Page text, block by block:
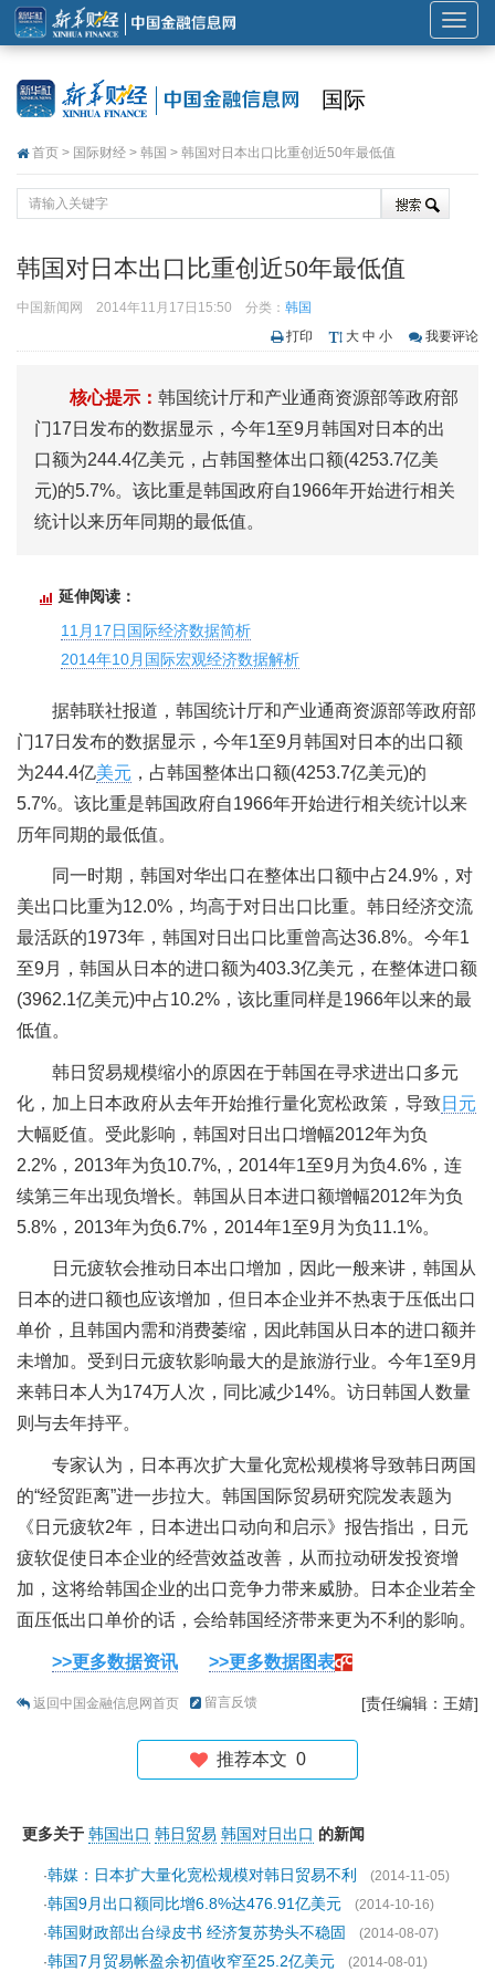
展
开
国际
首页 > 国际财经 > 韩国 > 韩国对日本出口比重创近50年最低值
韩国对日本出口比重创近50年最低值
中国新闻网 2014年11月17日15:50 分类： 韩国
打印
大 中 小 我要评论
核心提示： 韩国统计厅和产业通商资源部等政府部
门17日发布的数据显示，今年1至9月韩国对日本的出
口额为244.4亿美元，占韩国整体出口额(4253.7亿美
元)的5.7%。该比重是韩国政府自1966年开始进行相关
统计以来历年同期的最低值。
延伸阅读：
11月17日国际经济数据简析
2014年10月国际宏观经济数据解析
据韩联社报道，韩国统计厅和产业通商资源部等政府部
门17日发布的数据显示，今年1至9月韩国对日本的出口额
为244.4亿美元 ，占韩国整体出口额(4253.7亿美元)的
5.7%。该比重是韩国政府自1966年开始进行相关统计以来
历年同期的最低值。
同一时期，韩国对华出口在整体出口额中占24.9%，对
美出口比重为12.0%，均高于对日出口比重。韩日经济交流
最活跃的1973年，韩国对日出口比重曾高达36.8%。今年1
至9月，韩国从日本的进口额为403.3亿美元，在整体进口额
(3962.1亿美元)中占10.2%，该比重同样是1966年以来的最
低值。
韩日贸易规模缩小的原因在于韩国在寻求进出口多元
化，加上日本政府从去年开始推行量化宽松政策，导致日元
大幅贬值。受此影响，韩国对日出口增幅2012年为负
2.2%，2013年为负10.7%,，2014年1至9月为负4.6%，连
续第三年出现负增长。韩国从日本进口额增幅2012年为负
5.8%，2013年为负6.7%，2014年1至9月为负11.1%。
日元疲软会推动日本出口增加，因此一般来讲，韩国从
日本的进口额也应该增加，但日本企业并不热衷于压低出口
单价，且韩国内需和消费萎缩，因此韩国从日本的进口额并
未增加。受到日元疲软影响最大的是旅游行业。今年1至9月
来韩日本人为174万人次，同比减少14%。访日韩国人数量
则与去年持平。
专家认为，日本再次扩大量化宽松规模将导致韩日两国
的“经贸距离”进一步拉大。韩国国际贸易研究院发表题为
《日元疲软2年，日本进出口动向和启示》报告指出，日元
疲软促使日本企业的经营效益改善，从而拉动研发投资增
加，这将给韩国企业的出口竞争力带来威胁。日本企业若全
面压低出口单价的话，会给韩国经济带来更为不利的影响。
>>更多数据资讯 >>更多数据图表
返回中国金融信息网首页 留言反馈 [责任编辑：王婧]
推荐本文 0
更多关于 韩国出口 韩日贸易 韩国对日出口 的新闻
·韩媒：日本扩大量化宽松规模对韩日贸易不利
(2014-11-05)
·韩国9月出口额同比增6.8%达476.91亿美元
(2014-10-16)
·韩国财政部出台绿皮书 经济复苏势头不稳固
(2014-08-07)
·韩国7月贸易帐盈余初值收窄至25.2亿美元 (2014-08-01)